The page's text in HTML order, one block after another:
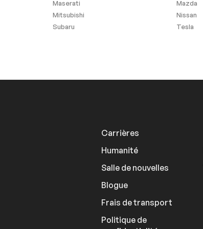
Maserati Mazda
Mitsubishi Nissan
Subaru Tesla
Carrières
Humanité
Salle de nouvelles
Blogue
Frais de transport
Politique de